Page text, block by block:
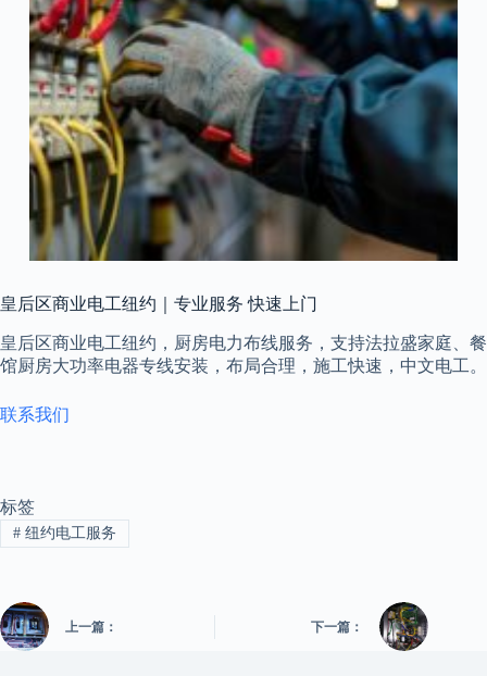
皇后区商业电工纽约｜专业服务 快速上门
皇后区商业电工纽约，厨房电力布线服务，支持法拉盛家庭、餐
馆厨房大功率电器专线安装，布局合理，施工快速，中文电工。
联系我们
标签
#纽约电工服务
上一篇： 下一篇：